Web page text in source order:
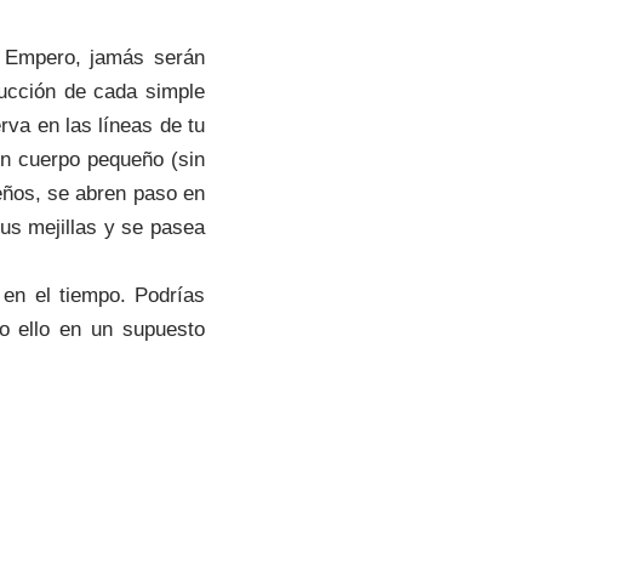
jamás serán
de cada simple
en las líneas de tu
cuerpo pequeño (sin
se abren paso en
mejillas y se pasea
el tiempo. Podrías
ello en un supuesto